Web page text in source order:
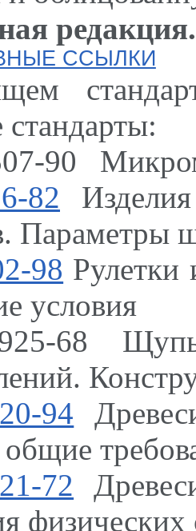
ССЫЛКИ
90
82
Параметры
98 Рулетки
условия
68
94
общие
72
физических